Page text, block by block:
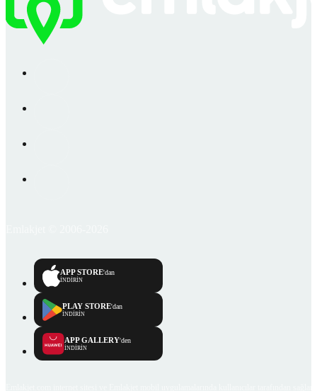
APP STORE'dan
İNDİRİN
PLAY STORE'dan
İNDİRİN
APP GALLERY'den
İNDİRİN